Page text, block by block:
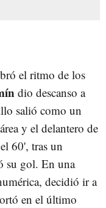
el ritmo de los
dio descanso a
salió como un
y el delantero de
60', tras un
su gol. En una
decidió ir a
en el último